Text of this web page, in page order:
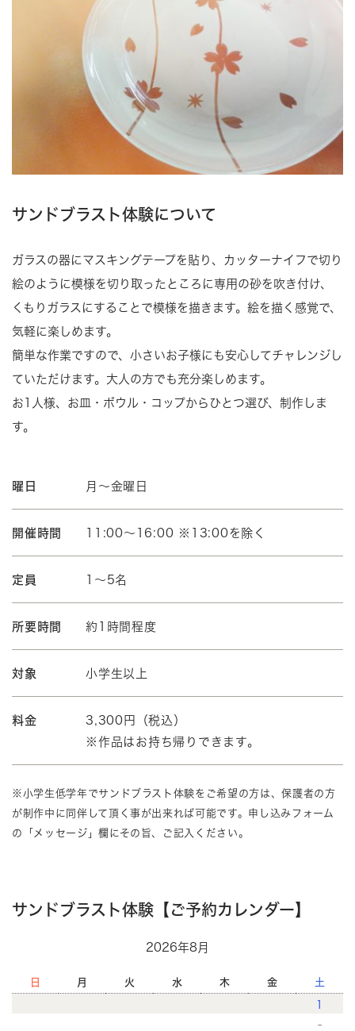
サンドブラスト体験について
ガラスの器にマスキングテープを貼り、カッターナイフで切り
絵のように模様を切り取ったところに専用の砂を吹き付け、
くもりガラスにすることで模様を描きます。絵を描く感覚で、
気軽に楽しめます。
簡単な作業ですので、小さいお子様にも安心してチャレンジし
ていただけます。大人の方でも充分楽しめます。
お1人様、お皿・ボウル・コップからひとつ選び、制作しま
す。
曜日 月～金曜日
開催時間 11:00～16:00 ※13:00を除く
定員 1～5名
所要時間 約1時間程度
対象 小学生以上
料金
3,300円（税込）
※作品はお持ち帰りできます。
※小学生低学年でサンドブラスト体験をご希望の方は、保護者の方
が制作中に同伴して頂く事が出来れば可能です。申し込みフォーム
の「メッセージ」欄にその旨、ご記入ください。
サンドブラスト体験【ご予約カレンダー】
2026年8月
日 月 火 水 木 金 土
1
-